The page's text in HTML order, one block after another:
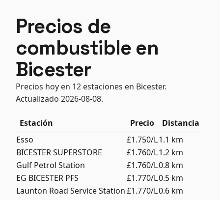
Precios de
combustible en
Bicester
Precios hoy en 12 estaciones en Bicester.
Actualizado 2026-08-08.
Estación Precio
Distancia
Esso
£1.750/L1.1 km
BICESTER SUPERSTORE
£1.760/L1.2 km
Gulf Petrol Station
£1.760/L0.8 km
EG BICESTER PFS
£1.770/L0.5 km
Launton Road Service Station£1.770/L0.6 km